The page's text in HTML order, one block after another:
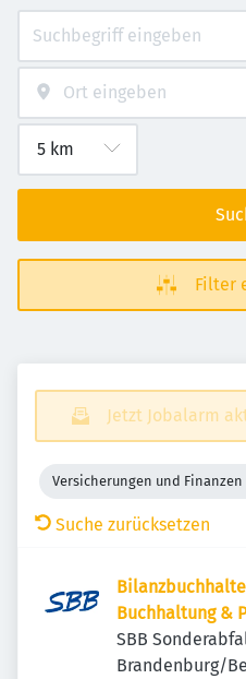
Filter
Jetzt Jobalarm
Versicherungen und Finanzen
Suche zurücksetzen
Buchhaltung &
SBB
Brandenburg/